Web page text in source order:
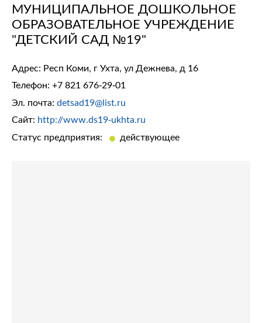
МУНИЦИПАЛЬНОЕ ДОШКОЛЬНОЕ
ОБРАЗОВАТЕЛЬНОЕ УЧРЕЖДЕНИЕ
"ДЕТСКИЙ САД №19"
Адрес: Респ Коми, г Ухта, ул Дежнева, д 16
Телефон: +7 821 676-29-01
Эл. почта: detsad19@list.ru
Сайт: http://www.ds19-ukhta.ru
Статус предприятия:
действующее